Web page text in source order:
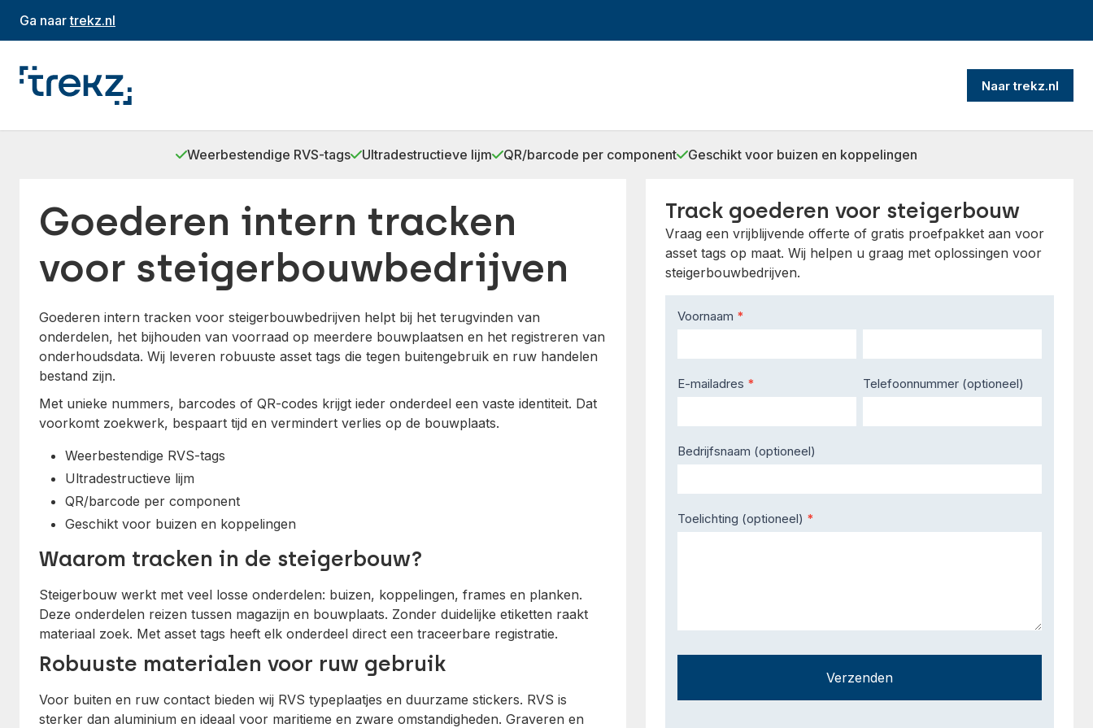
Ga naartrekz.nl
Naar trekz.nl
Weerbestendige RVS-tags Ultradestructieve lijm QR/barcode per component Geschikt voor buizen en koppelingen
Goederen intern tracken
voor steigerbouwbedrijven
Goederen intern tracken voor steigerbouwbedrijven helpt bij het terugvinden van
onderdelen, het bijhouden van voorraad op meerdere bouwplaatsen en het registreren van
onderhoudsdata. Wij leveren robuuste asset tags die tegen buitengebruik en ruw handelen
bestand zijn.
Met unieke nummers, barcodes of QR-codes krijgt ieder onderdeel een vaste identiteit. Dat
voorkomt zoekwerk, bespaart tijd en vermindert verlies op de bouwplaats.
Weerbestendige RVS-tags
Ultradestructieve lijm
QR/barcode per component
Geschikt voor buizen en koppelingen
Waarom tracken in de steigerbouw?
Steigerbouw werkt met veel losse onderdelen: buizen, koppelingen, frames en planken.
Deze onderdelen reizen tussen magazijn en bouwplaats. Zonder duidelijke etiketten raakt
materiaal zoek. Met asset tags heeft elk onderdeel direct een traceerbare registratie.
Robuuste materialen voor ruw gebruik
Voor buiten en ruw contact bieden wij RVS typeplaatjes en duurzame stickers. RVS is
sterker dan aluminium en ideaal voor maritieme en zware omstandigheden. Graveren en
Track goederen voor steigerbouw
Vraag een vrijblijvende offerte of gratis proefpakket aan voor
asset tags op maat. Wij helpen u graag met oplossingen voor
steigerbouwbedrijven.
Contact
Us
Voornaam *
E-mailadres * Telefoonnummer (optioneel)
Bedrijfsnaam (optioneel)
Toelichting (optioneel) *
Verzenden